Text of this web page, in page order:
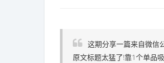
这期分享一篇来自微信
原文标题太猛了!靠1个单品